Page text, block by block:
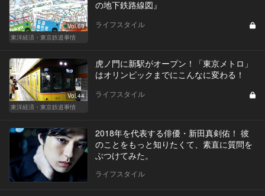
Vol.69
東洋経済・東京鉄道事情
の地下鉄路線図』
ライフスタイル
Vol.44
東洋経済・東京鉄道事情
虎ノ門に新駅がオープン！「東京メトロ」
はオリンピックまでにこんなに変わる！
ライフスタイル
2018年を代表する俳優・新田真剣佑！ 彼
のことをもっと知りたくて、素直に質問を
ぶつけてみた。
ライフスタイル